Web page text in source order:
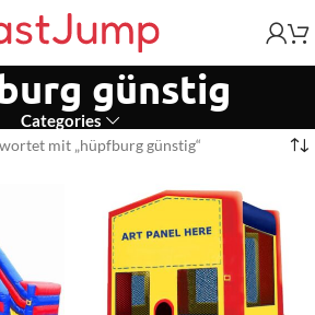
günstig
Categories
mit „hüpfburg günstig“